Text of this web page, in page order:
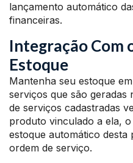
lançamento automático
financeiras.
Integração Com
Estoque
Mantenha seu estoque
serviços que são geradas
de serviços cadastradas
produto vinculado a ela,
estoque automático desta
ordem de serviço.